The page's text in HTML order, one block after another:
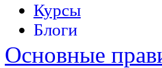
Основные